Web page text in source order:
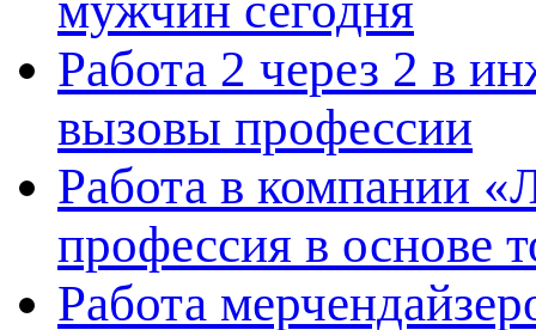
Работа 2 через 2 в
вызовы профессии
Работа в компании
профессия в основе
Работа